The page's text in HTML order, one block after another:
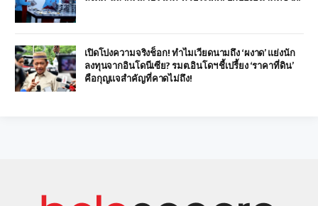
เปิดโปงความจริงช็อก! ทำไมเวียดนามถึง ‘ผงาด’ แย่งนัก
ลงทุนจากอินโดนีเซีย? รมต.อินโดฯ ชี้เปรี้ยง ‘ราคาที่ดิน’
คือกุญแจสำคัญที่คาดไม่ถึง!